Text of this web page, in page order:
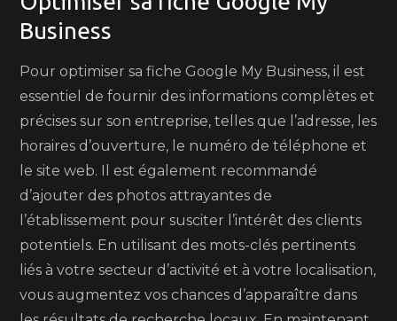
Business
Pour optimiser sa fiche Google My Business, il est
essentiel de fournir des informations complètes et
précises sur son entreprise, telles que l’adresse, les
horaires d’ouverture, le numéro de téléphone et
le site web. Il est également recommandé
d’ajouter des photos attrayantes de
l’établissement pour susciter l’intérêt des clients
potentiels. En utilisant des mots-clés pertinents
liés à votre secteur d’activité et à votre localisation,
vous augmentez vos chances d’apparaître dans